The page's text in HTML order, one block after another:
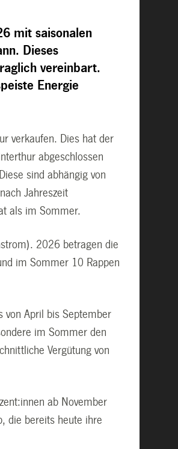
mit saisonalen
Dieses
vereinbart.
Energie
verkaufen. Dies hat der
abgeschlossen
sind abhängig von
Jahreszeit
als im Sommer.
2026 betragen die
im Sommer 10 Rappen
von April bis September
im Sommer den
Vergütung von
ab November
die bereits heute ihre